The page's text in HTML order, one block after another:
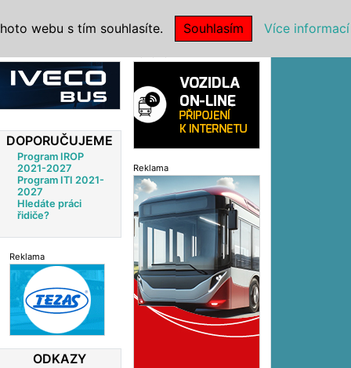
DOPORUČUJEME
Program IROP
2021-2027
Program ITI 2021-
2027
Hledáte práci
řidiče?
Reklama
ODKAZY
Reklama
webu s tím souhlasíte. Souhlasím Více informací